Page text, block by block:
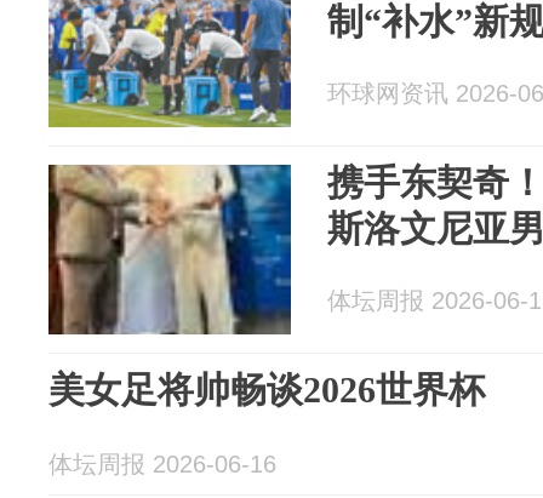
制“补水”新
环球网资讯 2026-
携手东契奇
斯洛文尼亚
体坛周报 2026-06-
美女足将帅畅谈2026世界杯
体坛周报 2026-06-16